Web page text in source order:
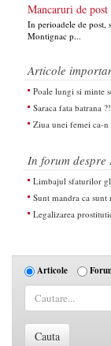
Mancaruri de
In perioadele de post,
Montignac p...
Articole
Poale lungi si minte
Saraca fata batrana ?!
Ziua unei femei ca-n
In forum
Limbajul sfaturilor
Sunt mandra ca sunt
Legalizarea
Articole